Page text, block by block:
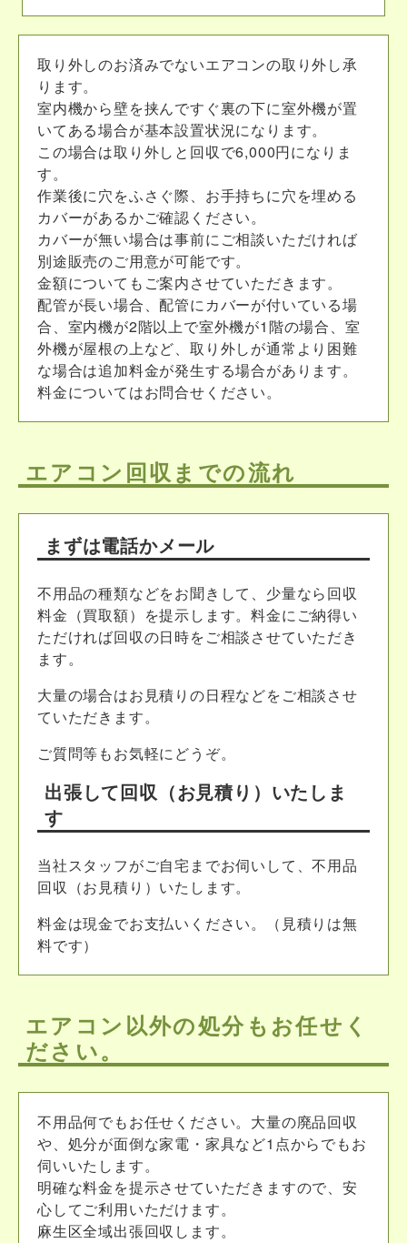
取り外しのお済みでないエアコンの取り外し承
ります。
室内機から壁を挟んですぐ裏の下に室外機が置
いてある場合が基本設置状況になります。
この場合は取り外しと回収で6,000円になりま
す。
作業後に穴をふさぐ際、お手持ちに穴を埋める
カバーがあるかご確認ください。
カバーが無い場合は事前にご相談いただければ
別途販売のご用意が可能です。
金額についてもご案内させていただきます。
配管が長い場合、配管にカバーが付いている場
合、室内機が2階以上で室外機が1階の場合、室
外機が屋根の上など、取り外しが通常より困難
な場合は追加料金が発生する場合があります。
料金についてはお問合せください。
エアコン回収までの流れ
まずは電話かメール
不用品の種類などをお聞きして、少量なら回収
料金（買取額）を提示します。料金にご納得い
ただければ回収の日時をご相談させていただき
ます。
大量の場合はお見積りの日程などをご相談させ
ていただきます。
ご質問等もお気軽にどうぞ。
出張して回収（お見積り）いたしま
す
当社スタッフがご自宅までお伺いして、不用品
回収（お見積り）いたします。
料金は現金でお支払いください。（見積りは無
料です）
エアコン以外の処分もお任せく
ださい。
不用品何でもお任せください。大量の廃品回収
や、処分が面倒な家電・家具など1点からでもお
伺いいたします。
明確な料金を提示させていただきますので、安
心してご利用いただけます。
麻生区全域出張回収します。